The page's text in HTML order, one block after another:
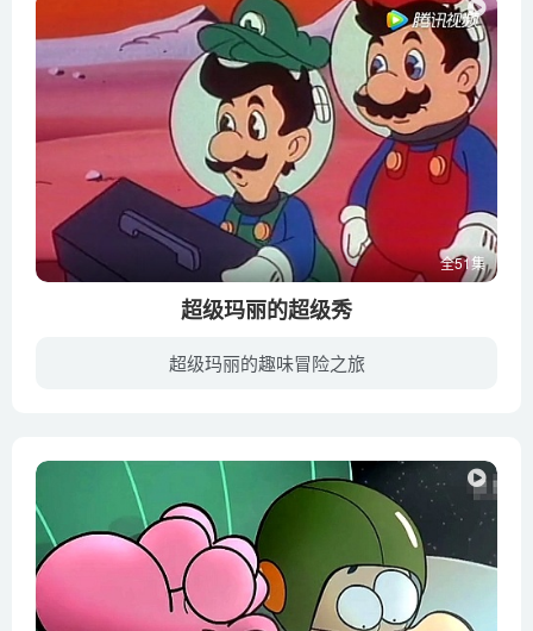
全51集
超级玛丽的超级秀
超级玛丽的趣味冒险之旅